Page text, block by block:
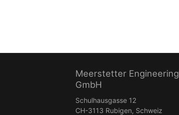
Meerstetter Engineering
GmbH
Schulhausgasse 12
CH-3113 Rubigen, Schweiz